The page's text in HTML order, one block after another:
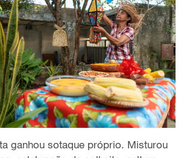
ganhou sotaque próprio. Misturou